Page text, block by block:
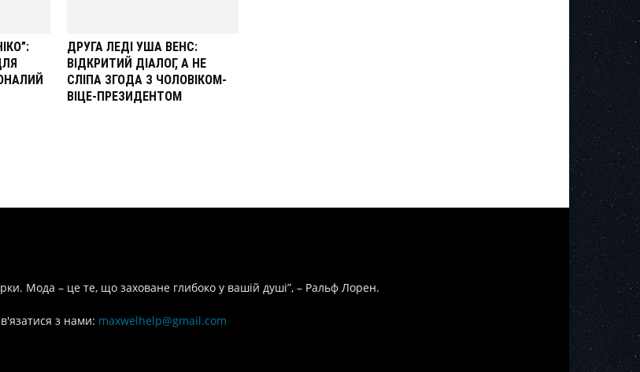
ДРУГА ЛЕДІ УША ВЕНС:
ВІДКРИТИЙ ДІАЛОГ, А НЕ
СЛІПА ЗГОДА З ЧОЛОВІКОМ-
ВІЦЕ-ПРЕЗИДЕНТОМ
Мода – це те, що заховане глибоко у вашій душі”, – Ральф Лорен.
з нами: maxwelhelp@gmail.com